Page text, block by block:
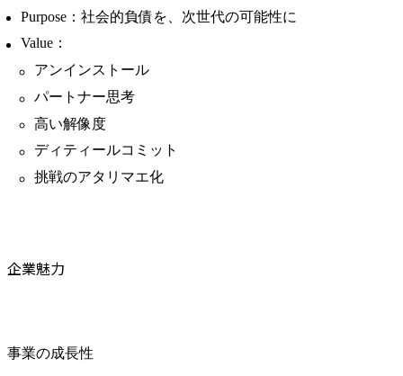
Purpose：社会的負債を、次世代の可能性に
Value：
アンインストール
パートナー思考
高い解像度
ディティールコミット
挑戦のアタリマエ化
企業魅力
事業の成長性